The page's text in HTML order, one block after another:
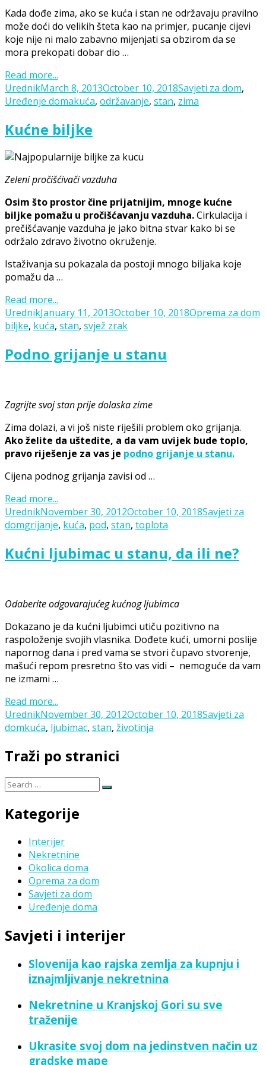
Kada dođe zima, ako se kuća i stan ne održavaju pravilno
može doći do velikih šteta kao na primjer, pucanje cijevi
koje nije ni malo zabavno mijenjati sa obzirom da se
mora prekopati dobar dio …
Read more...
UrednikPosted
on
March 8, 2013October 10, 2018Categories
Savjeti za dom,
Uređenje domaTags
kuća, održavanje, stan, zima
Kućne biljke
Zeleni pročišćivači vazduha
Osim što prostor čine prijatnijim, mnoge kućne
biljke pomažu u pročišćavanju vazduha.Cirkulacija i
prečišćavanje vazduha je jako bitna stvar kako bi se
održalo zdravo životno okruženje.
Istaživanja su pokazala da postoji mnogo biljaka koje
pomažu da …
Read more...
UrednikPosted
on
January 11, 2013October 10, 2018Categories
Oprema za dom
biljke, kuća, stan, svjež zrak
Podno grijanje u stanu
Zagrijte svoj stan prije dolaska zime
Zima dolazi, a vi još niste riješili problem oko grijanja.
Ako želite da uštedite, a da vam uvijek bude toplo,
pravo riješenje za vas je podno grijanje u stanu.
Cijena podnog grijanja zavisi od …
Read more...
UrednikPosted
on
November 30, 2012October 10, 2018Categories
Savjeti za
domTags
grijanje, kuća, pod, stan, toplota
Kućni ljubimac u stanu, da ili ne?
Odaberite odgovarajućeg kućnog ljubimca
Dokazano je da kućni ljubimci utiču pozitivno na
raspoloženje svojih vlasnika. Dođete kući, umorni poslije
napornog dana i pred vama se stvori čupavo stvorenje,
mašući repom presretno što vas vidi – nemoguće da vam
ne izmami …
Read more...
UrednikPosted
on
November 30, 2012October 10, 2018Categories
Savjeti za
domTags
kuća, ljubimac, stan, životinja
Traži po stranici
Search
Search
Kategorije
Interijer
Nekretnine
Okolica doma
Oprema za dom
Savjeti za dom
Uređenje doma
Savjeti i interijer
Slovenija kao rajska zemlja za kupnju i
iznajmljivanje nekretnina
Nekretnine u Kranjskoj Gori su sve
traženije
Ukrasite svoj dom na jedinstven način uz
gradske mape